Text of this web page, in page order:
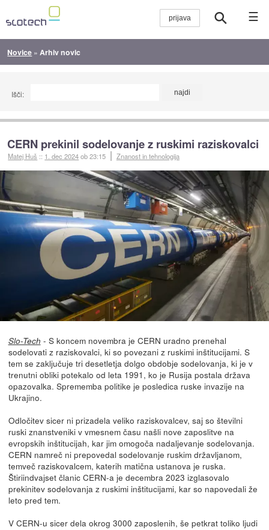
☰
Novice » Arhiv novic
Išči:
CERN prekinil sodelovanje z ruskimi raziskovalci
Matej Huš :: 1. dec 2024ob 23:15 Znanost in tehnologija
Slo-Tech - S koncem novembra je CERN uradno prenehal
sodelovati z raziskovalci, ki so povezani z ruskimi inštitucijami. S
tem se zaključuje tri desetletja dolgo obdobje sodelovanja, ki je v
trenutni obliki potekalo od leta 1991, ko je Rusija postala država
opazovalka. Sprememba politike je posledica ruske invazije na
Ukrajino.
Odločitev sicer ni prizadela veliko raziskovalcev, saj so številni
ruski znanstveniki v vmesnem času našli nove zaposlitve na
evropskih inštitucijah, kar jim omogoča nadaljevanje sodelovanja.
CERN namreč ni prepovedal sodelovanje ruskim državljanom,
temveč raziskovalcem, katerih matična ustanova je ruska.
Štiriindvajset članic CERN-a je decembra 2023 izglasovalo
prekinitev sodelovanja z ruskimi inštitucijami, kar so napovedali že
leto pred tem.
V CERN-u sicer dela okrog 3000 zaposlenih, še petkrat toliko ljudi